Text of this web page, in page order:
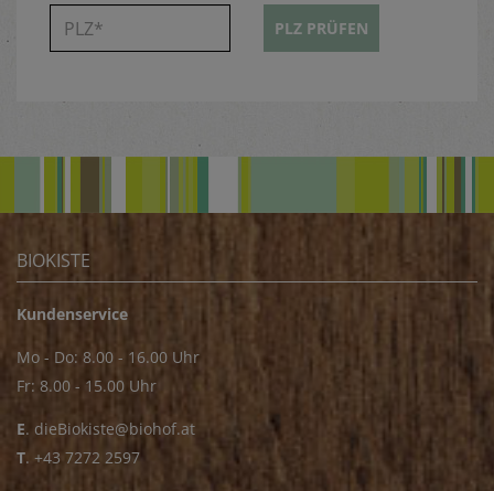
PLZ PRÜFEN
BIOKISTE
Kundenservice
Mo - Do: 8.00 - 16.00 Uhr
Fr: 8.00 - 15.00 Uhr
E. dieBiokiste@biohof.at
T. +43 7272 2597